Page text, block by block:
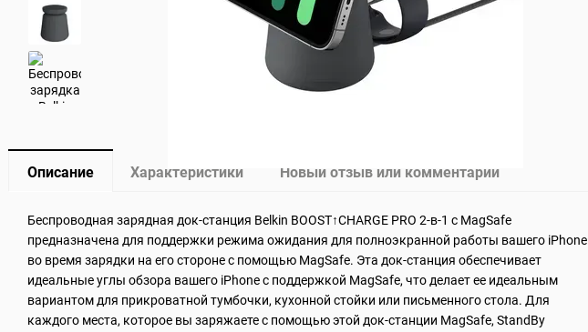
Описание Характеристики Новый отзыв или комментарий
Беспроводная зарядная док-станция Belkin BOOST↑CHARGE PRO 2-в-1 с MagSafe
предназначена для поддержки режима ожидания для полноэкранной работы вашего iPhone
во время зарядки на его стороне с помощью MagSafe. Эта док-станция обеспечивает
идеальные углы обзора вашего iPhone с поддержкой MagSafe, что делает ее идеальным
вариантом для прикроватной тумбочки, кухонной стойки или письменного стола. Для
каждого места, которое вы заряжаете с помощью этой док-станции MagSafe, StandBy